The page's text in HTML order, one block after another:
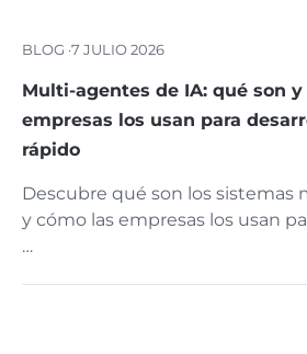
BLOG ·7 JULIO 2026
Multi-agentes de IA: qué son y
empresas los usan para
rápido
Descubre qué son los sistemas
y cómo las empresas los usan
…